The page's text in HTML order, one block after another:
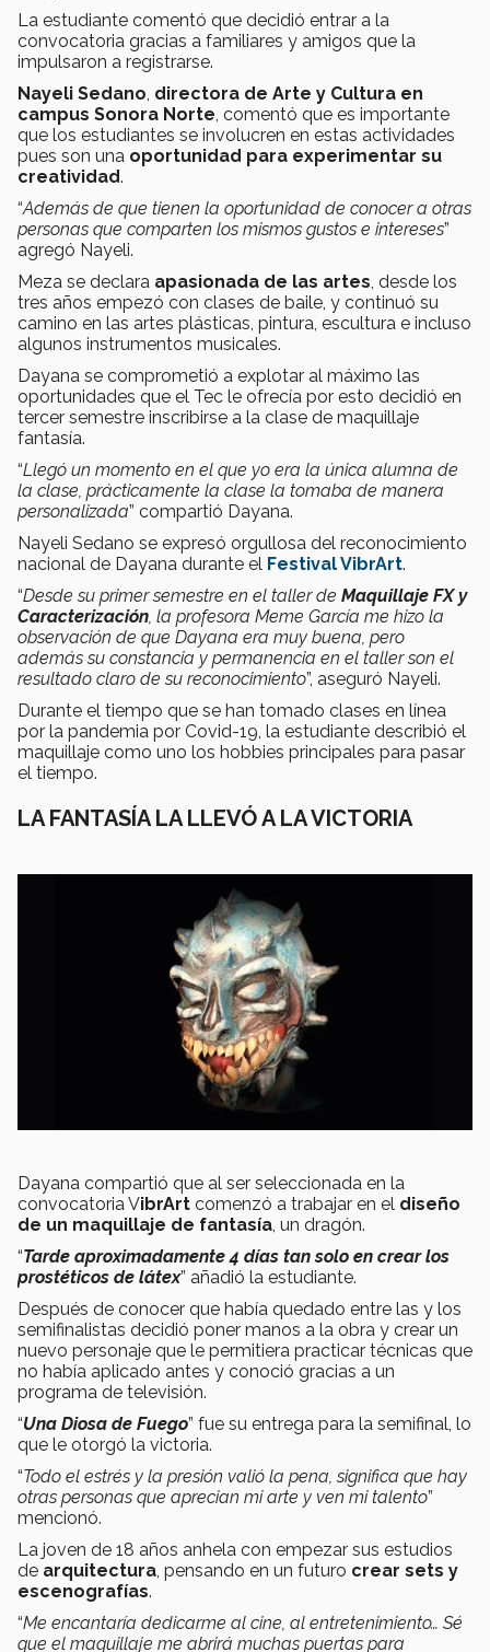
La estudiante comentó que decidió entrar a la
convocatoria gracias a familiares y amigos que la
impulsaron a registrarse.
Nayeli Sedano directora de Arte y Cultura en
campus Sonora Norte , comentó que es importante
que los estudiantes se involucren en estas actividades
pues son una oportunidad para experimentar su
creatividad.
“Además de que tienen la oportunidad de conocer a otras
personas que comparten los mismos gustos e intereses”
agregó Nayeli.
Meza se declara apasionada de las artes , desde los
tres años empezó con clases de baile, y continuó su
camino en las artes plásticas, pintura, escultura e incluso
algunos instrumentos musicales.
Dayana se comprometió a explotar al máximo las
oportunidades que el Tec le ofrecía por esto decidió en
tercer semestre inscribirse a la clase de maquillaje
fantasía.
“Llegó un momento en el que yo era la única alumna de
la clase, prácticamente la clase la tomaba de manera
personalizada” compartió Dayana.
Nayeli Sedano se expresó orgullosa del reconocimiento
nacional de Dayana durante el Festival VibrArt.
“Desde su primer semestre en el taller de Maquillaje FX y
Caracterización , la profesora Meme García me hizo la
observación de que Dayana era muy buena, pero
además su constancia y permanencia en el taller son el
resultado claro de su reconocimiento”, aseguró Nayeli.
Durante el tiempo que se han tomado clases en línea
por la pandemia por Covid-19, la estudiante describió el
maquillaje como uno los hobbies principales para pasar
el tiempo.
LA FANTASÍA LA LLEVÓ A LA VICTORIA
Dayana compartió que al ser seleccionada en la
convocatoria VibrArt comenzó a trabajar en el diseño
de un maquillaje de fantasía, un dragón.
“Tarde aproximadamente 4 días tan solo en crear los
prostéticos de látex” añadió la estudiante.
Después de conocer que había quedado entre las y los
semifinalistas decidió poner manos a la obra y crear un
nuevo personaje que le permitiera practicar técnicas que
no había aplicado antes y conoció gracias a un
programa de televisión.
“Una Diosa de Fuego” fue su entrega para la semifinal, lo
que le otorgó la victoria.
“Todo el estrés y la presión valió la pena, significa que hay
otras personas que aprecian mi arte y ven mi talento”
mencionó.
La joven de 18 años anhela con empezar sus estudios
de arquitectura, pensando en un futuro crear sets y
escenografías.
“Me encantaría dedicarme al cine, al entretenimiento… Sé
que el maquillaje me abrirá muchas puertas para